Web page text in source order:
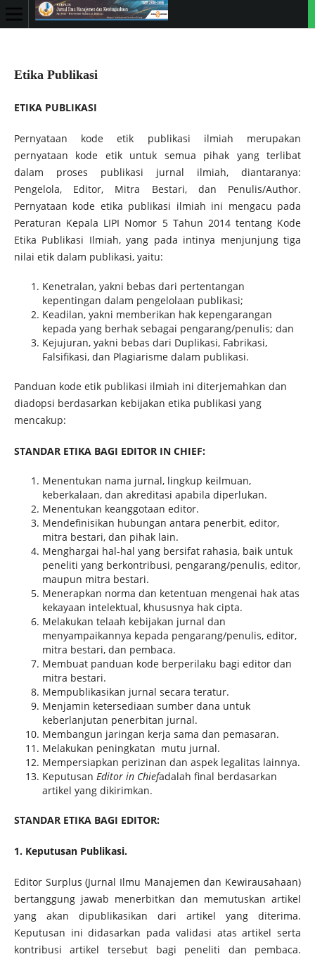
Etika Publikasi
ETIKA PUBLIKASI
Pernyataan kode etik publikasi ilmiah merupakan
pernyataan kode etik untuk semua pihak yang terlibat
dalam proses publikasi jurnal ilmiah, diantaranya:
Pengelola, Editor, Mitra Bestari, dan Penulis/Author.
Pernyataan kode etika publikasi ilmiah ini mengacu pada
Peraturan Kepala LIPI Nomor 5 Tahun 2014 tentang Kode
Etika Publikasi Ilmiah, yang pada intinya menjunjung tiga
nilai etik dalam publikasi, yaitu:
Kenetralan, yakni bebas dari pertentangan
kepentingan dalam pengelolaan publikasi;
Keadilan, yakni memberikan hak kepengarangan
kepada yang berhak sebagai pengarang/penulis; dan
Kejujuran, yakni bebas dari Duplikasi, Fabrikasi,
Falsifikasi, dan Plagiarisme dalam publikasi.
Panduan kode etik publikasi ilmiah ini diterjemahkan dan
diadopsi berdasarkan kebijakan etika publikasi yang
mencakup:
STANDAR ETIKA BAGI EDITOR IN CHIEF:
Menentukan nama jurnal, lingkup keilmuan,
keberkalaan, dan akreditasi apabila diperlukan.
Menentukan keanggotaan editor.
Mendefinisikan hubungan antara penerbit, editor,
mitra bestari, dan pihak lain.
Menghargai hal-hal yang bersifat rahasia, baik untuk
peneliti yang berkontribusi, pengarang/penulis, editor,
maupun mitra bestari.
Menerapkan norma dan ketentuan mengenai hak atas
kekayaan intelektual, khususnya hak cipta.
Melakukan telaah kebijakan jurnal dan
menyampaikannya kepada pengarang/penulis, editor,
mitra bestari, dan pembaca.
Membuat panduan kode berperilaku bagi editor dan
mitra bestari.
Mempublikasikan jurnal secara teratur.
Menjamin ketersediaan sumber dana untuk
keberlanjutan penerbitan jurnal.
Membangun jaringan kerja sama dan pemasaran.
Melakukan peningkatan mutu jurnal.
Mempersiapkan perizinan dan aspek legalitas lainnya.
Keputusan Editor in Chiefadalah final berdasarkan
artikel yang dikirimkan.
STANDAR ETIKA BAGI EDITOR:
1. Keputusan Publikasi.
Editor Surplus (Jurnal Ilmu Manajemen dan Kewirausahaan)
bertanggung jawab menerbitkan dan memutuskan artikel
yang akan dipublikasikan dari artikel yang diterima.
Keputusan ini didasarkan pada validasi atas artikel serta
kontribusi artikel tersebut bagi peneliti dan pembaca.